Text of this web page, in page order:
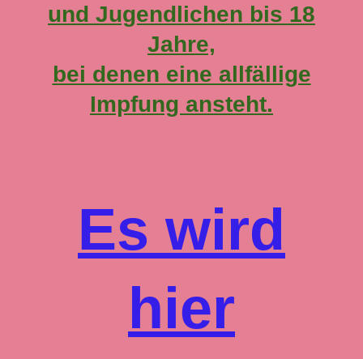
und Jugendlichen bis 18
Jahre,
bei denen eine allfällige
Impfung ansteht.
Es wird
hier